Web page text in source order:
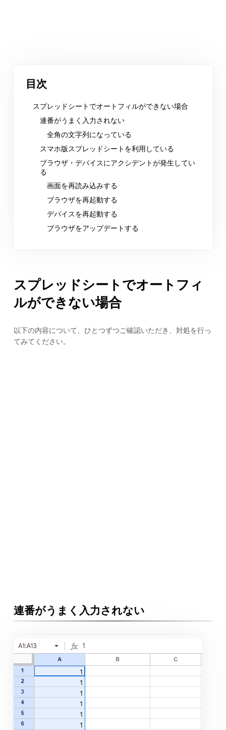
目次
スプレッドシートでオートフィルができない場合
連番がうまく入力されない
全角の文字列になっている
スマホ版スプレッドシートを利用している
ブラウザ・デバイスにアクシデントが発生してい
る
画面を再読み込みする
ブラウザを再起動する
デバイスを再起動する
ブラウザをアップデートする
スプレッドシートでオートフィ
ルができない場合
以下の内容について、ひとつずつご確認いただき、対処を行っ
てみてください。
連番がうまく入力されない